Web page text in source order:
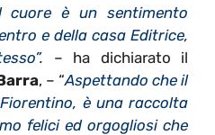
cuore è un sentimento
e della casa Editrice,
– ha dichiarato il
, – “Aspettando che il
è una raccolta
felici ed orgogliosi che